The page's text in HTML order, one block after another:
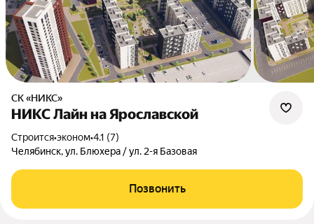
СК «НИКС»
НИКС Лайн на Ярославской
Строится•эконом•4.1 (7)
Челябинск, ул. Блюхера / ул. 2-я Базовая
Позвонить